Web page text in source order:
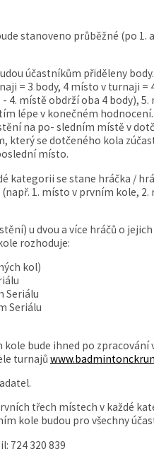
stanoveno průběžné (po 1.
účastníkům přiděleny
= 3 body, 4 místo v turnaji =
4. místě obdrží oba 4 body),
lépe v konečném
na po- sledním místě v
který se dotčeného kola
místo.
kategorii se stane hráčka /
1. místo v prvním kole,
u dvou a více hráčů o
rozhoduje:
kol)
Seriálu
Seriálu
bude ihned po zpracování
turnajů
třech místech v každé
kole budou pro všechny
724 320 839